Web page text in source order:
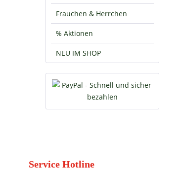
Frauchen & Herrchen
% Aktionen
NEU IM SHOP
Service Hotline